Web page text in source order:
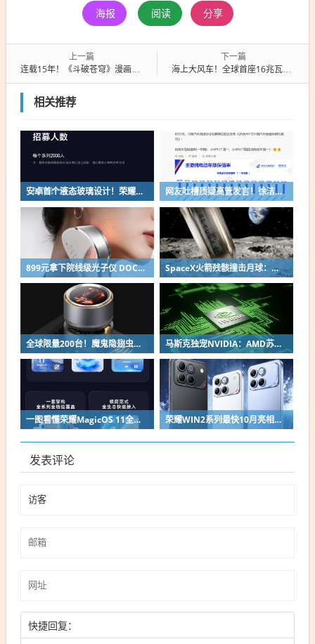
海报 阅读 分享
上一篇
连载15年！《斗破苍穹》漫画版正式完结：陨落天才终成斗帝之位
下一篇
海上大风车！全球首座16兆瓦张力腿浮式风电平台“海油安澜号”出港
相关推荐
安卓首个液态玻璃设计！荣耀MagicOS 11内测招募开启：17款机型首批升级 网友吐槽质疑高管发言！徐洁云回应“孩go”言论争议：是小米用户宠物名
899元拿下院线级光子仪 DOCO童颜超光炮小米有品众筹上线 SpaceX火箭残骸撞击月球：留下直径约30米巨坑
全球限量200台！魔鬼隐翅虫欧米伽L36 Ultra液冷预售：可动冷头售2999元 马斯克独宠NVIDIA：AMD苏姿丰淡定回应
一图看懂荣耀MagicOS 11全新双架构：安卓底层重构 液态玻璃效果拉满 荣耀WIN2系列最快10月亮相：2nm芯片+万级电池组合同档唯一
发表评论
快捷回复：